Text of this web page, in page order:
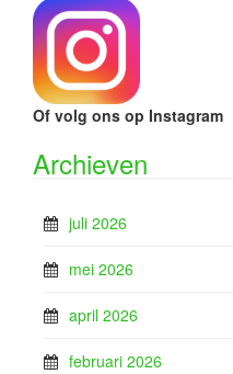
Of volg ons op Instagram
Archieven
juli 2026
mei 2026
april 2026
februari 2026